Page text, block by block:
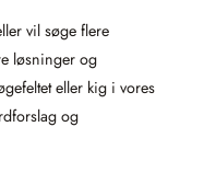
vil søge flere
løsninger og
eller kig i vores
og